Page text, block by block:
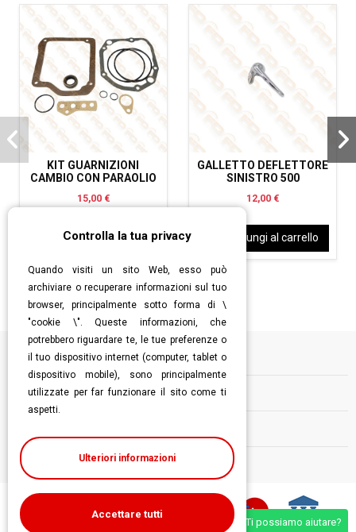
KIT GUARNIZIONI
CAMBIO CON PARAOLIO
15,00 €
Aggiungi al carrello
GALLETTO DEFLETTORE
SINISTRO 500
12,00 €
Aggiungi al carrello
Informazioni
Follow us
Ti possiamo aiutare?
Controlla la tua privacy
Quando visiti un sito Web, esso può
archiviare o recuperare informazioni sul tuo
browser, principalmente sotto forma di \
"cookie \". Queste informazioni, che
potrebbero riguardare te, le tue preferenze o
il tuo dispositivo internet (computer, tablet o
dispositivo mobile), sono principalmente
utilizzate per far funzionare il sito come ti
aspetti.
Ulteriori informazioni
Accettare tutti